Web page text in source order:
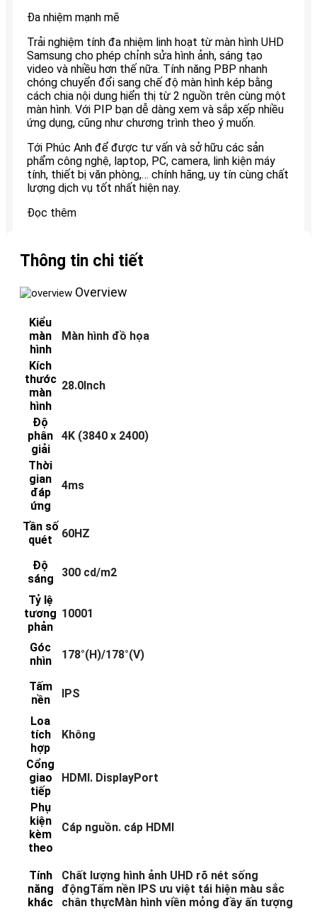
Đa nhiệm mạnh mẽ
Trải nghiệm tính đa nhiệm linh hoạt từ màn hình UHD
Samsung cho phép chỉnh sửa hình ảnh, sáng tạo
video và nhiều hơn thế nữa. Tính năng PBP nhanh
chóng chuyển đổi sang chế độ màn hình kép bằng
cách chia nội dung hiển thị từ 2 nguồn trên cùng một
màn hình. Với PIP bạn dễ dàng xem và sắp xếp nhiều
ứng dụng, cũng như chương trình theo ý muốn.
Tới Phúc Anh để được tư vấn và sở hữu các sản
phẩm công nghệ, laptop, PC, camera, linh kiện máy
tính, thiết bị văn phòng,… chính hãng, uy tín cùng chất
lượng dịch vụ tốt nhất hiện nay.
Đọc thêm
Thông tin chi tiết
Overview
Kiểu
màn
hình
Màn hình đồ họa
Kích
thước
màn
hình
28.0Inch
Độ
phân
giải
4K (3840 x 2400)
Thời
gian
đáp
ứng
4ms
Tần số
quét
60HZ
Độ
sáng
300 cd/m2
Tỷ lệ
tương
phản
10001
Góc
nhìn
178°(H)/178°(V)
Tấm
nền
IPS
Loa
tích
hợp
Không
Cổng
giao
tiếp
HDMI. DisplayPort
Phụ
kiện
kèm
theo
Cáp nguồn. cáp HDMI
Tính
năng
khác
Chất lượng hình ảnh UHD rõ nét sống
độngTấm nền IPS ưu việt tái hiện màu sắc
chân thựcMàn hình viền mỏng đầy ấn tượng